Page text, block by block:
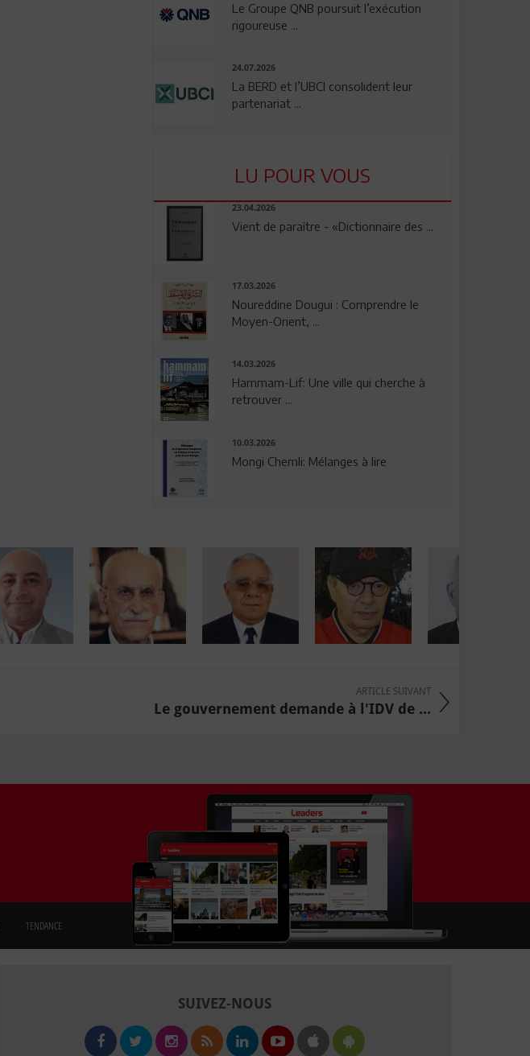
Le Groupe QNB poursuit l’exécution
rigoureuse ...
24.07.2026
La BERD et l’UBCI consolident leur
partenariat ...
LU POUR VOUS
23.04.2026
Vient de paraître - «Dictionnaire des ...
17.03.2026
Noureddine Dougui : Comprendre le
Moyen-Orient, ...
14.03.2026
Hammam-Lif: Une ville qui cherche à
retrouver ...
10.03.2026
Mongi Chemli: Mélanges à lire
ARTICLE SUIVANT
Le gouvernement demande à l'IDV de ...
TENDANCE
SUIVEZ-NOUS